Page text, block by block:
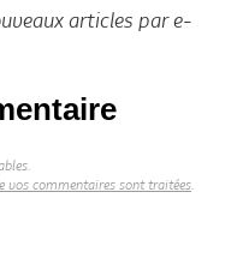
articles par e-
vos commentaires sont traitées.